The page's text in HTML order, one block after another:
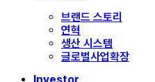
브랜드 스토리
연혁
생산 시스템
글로벌사업확장
Investor